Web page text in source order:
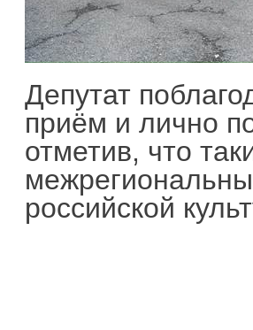
Депутат
приём и лично
отметив, что
российской